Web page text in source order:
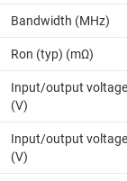
Bandwidth (MHz)
Ron (typ) (mΩ)
Input/output
(V)
Input/output
(V)